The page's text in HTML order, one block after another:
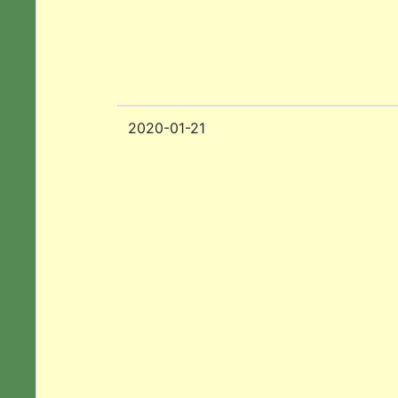
2020-01-21